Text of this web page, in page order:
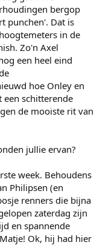
bergop
punchen'. Dat is
in de
Zo'n Axel
een heel eind
hoe Onley en
een schitterende
de mooiste rit van
jullie ervan?
week. Behoudens
Philipsen (en
renners die bijna
zaterdag zijn
en spannende
Ok, hij had hier